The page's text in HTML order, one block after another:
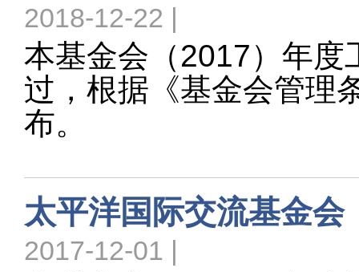
2018-12-22 |
本基金会（2017）年度
过，根据《基金会管理
布。
太平洋国际交流基金
2017-12-01 |